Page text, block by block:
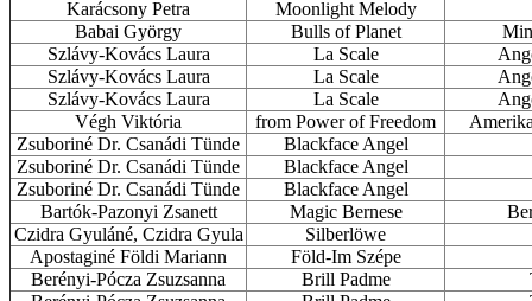
Karácsony Petra
Moonlight Melody
Babai György
Bulls of Planet
Szlávy-Kovács Laura
La Scale
Szlávy-Kovács Laura
La Scale
Szlávy-Kovács Laura
La Scale
Végh Viktória
from Power of Freedom
Zsuboriné Dr. Csanádi Tünde
Blackface Angel
Zsuboriné Dr. Csanádi Tünde
Blackface Angel
Zsuboriné Dr. Csanádi Tünde
Blackface Angel
Bartók-Pazonyi Zsanett
Magic Bernese
Czidra Gyuláné, Czidra Gyula
Silberlöwe
Apostaginé Földi Mariann
Föld-Im Szépe
Berényi-Pócza Zsuzsanna
Brill Padme